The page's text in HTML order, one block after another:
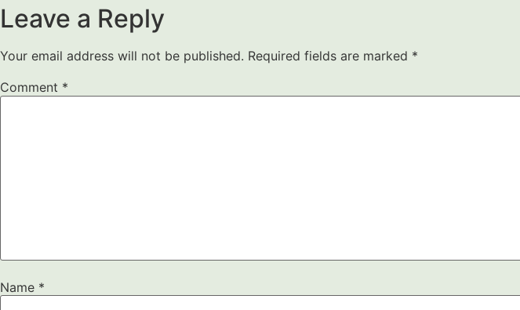
Leave a Reply
Your email address will not be published. Required fields are marked *
Comment *
Name *